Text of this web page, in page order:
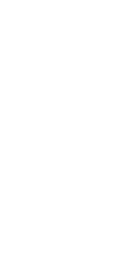
Facebook
with Linkedin
with
(opens